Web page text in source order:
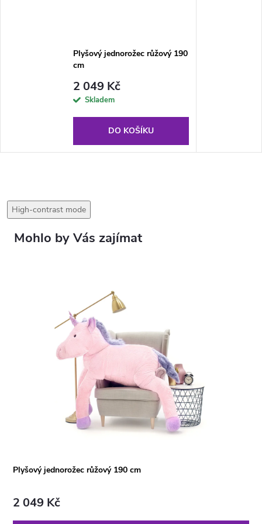
Plyšový jednorožec růžový 190
cm
2 049 Kč
Skladem
DO KOŠÍKU
High-contrast mode
Plyšový jednorožec růžový 190 cm
2 049 Kč